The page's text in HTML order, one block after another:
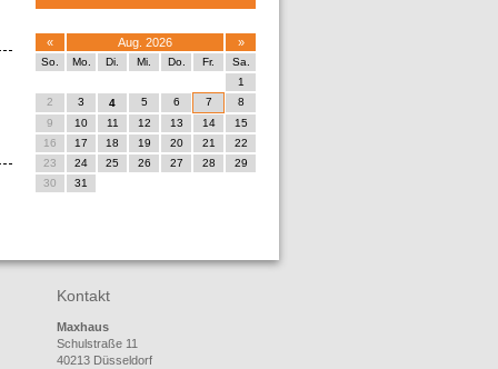
« Aug. 2026 »
So. Mo. Di. Mi. Do. Fr.
Sa.
1
2
3 4 5 6 7
8
9
10 11 12 13 14
15
16
17 18 19 20 21
22
23
24 25 26 27 28
29
30
31
Kontakt
Maxhaus
Schulstraße 11
40213 Düsseldorf